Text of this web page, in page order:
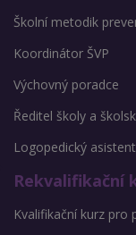
Školní metodik
Koordinátor ŠVP
Výchovný poradce
Ředitel školy a
Logopedický asistent
Rekvalifikační
Kvalifikační kurz pro